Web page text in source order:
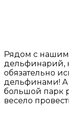
Рядом с нашим
дельфинарий,
обязательно
дельфинами! А
большой парк
весело